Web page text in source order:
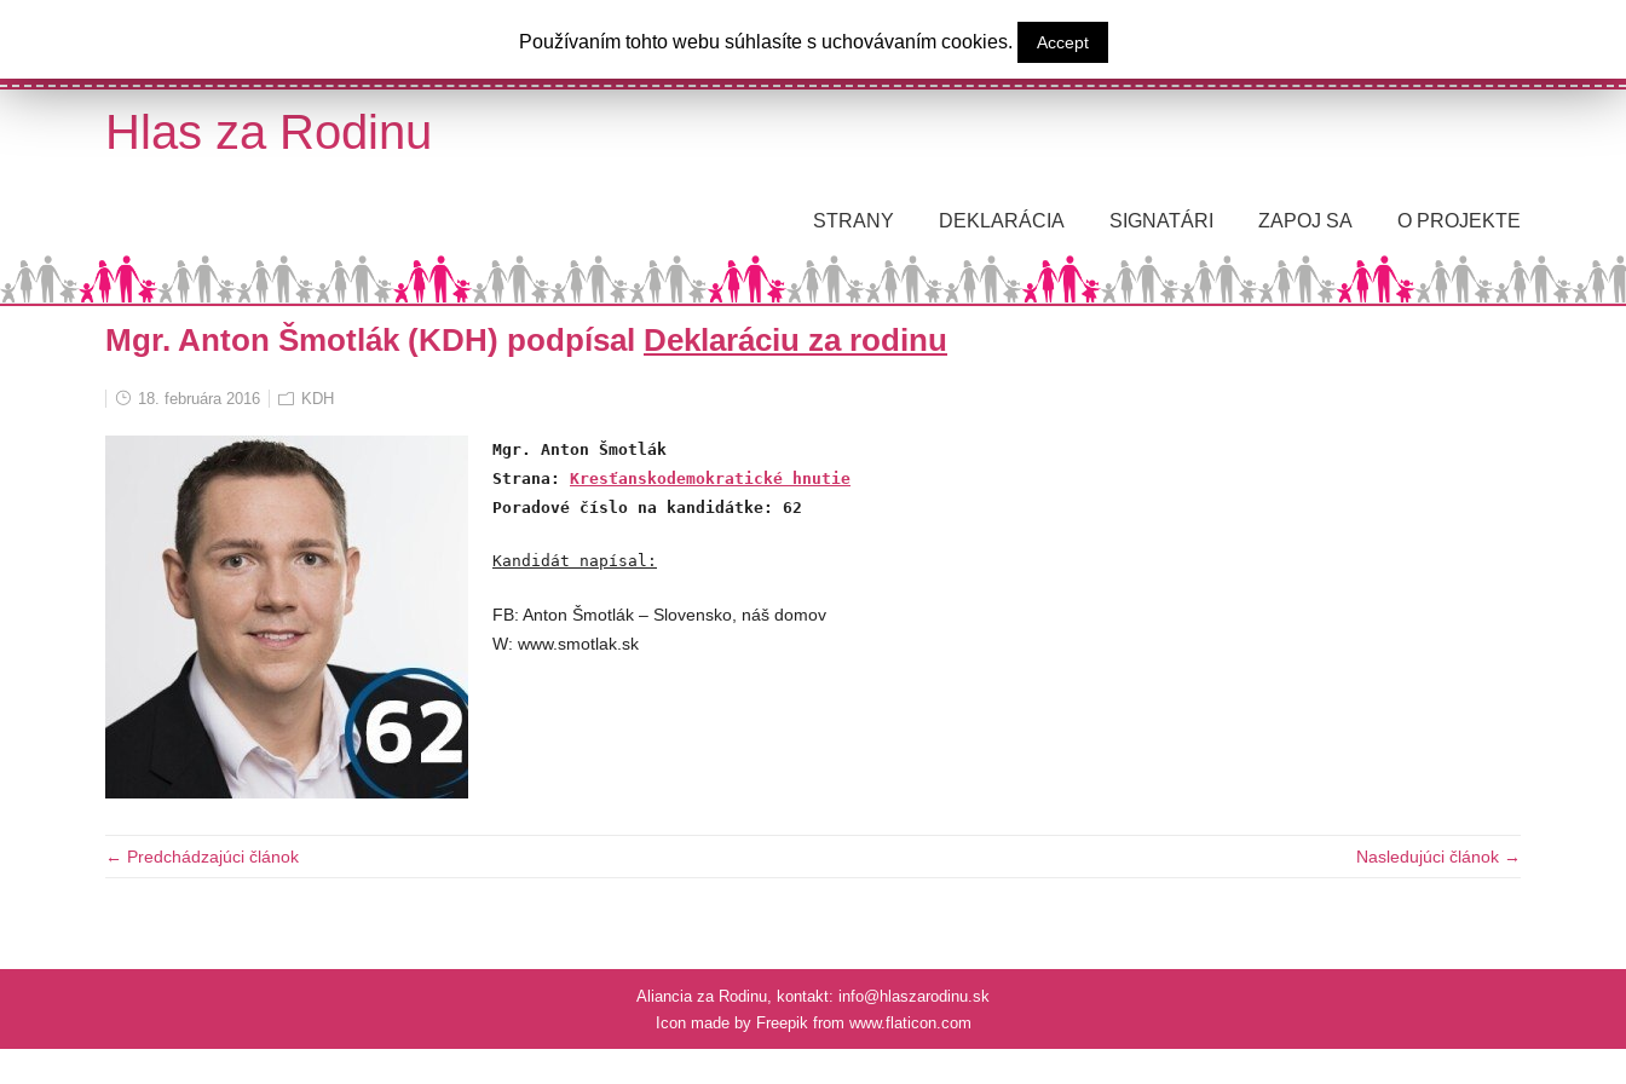
Výzva poslancom Národnej rady Slovenskej republiky
Hlas za Rodinu
STRANY DEKLARÁCIA SIGNATÁRI ZAPOJ SA O PROJEKTE
Mgr. Anton Šmotlák (KDH) podpísal Deklaráciu za rodinu
18. februára 2016 KDH
Mgr. Anton Šmotlák
Strana: Kresťanskodemokratické hnutie
Poradové číslo na kandidátke: 62
Kandidát napísal:
FB: Anton Šmotlák – Slovensko, náš domov
W: www.smotlak.sk
← Predchádzajúci článok Nasledujúci článok →
Aliancia za Rodinu, kontakt: info@hlaszarodinu.sk
Icon made by Freepik from www.flaticon.com
Používaním tohto webu súhlasíte s uchovávaním cookies. Accept